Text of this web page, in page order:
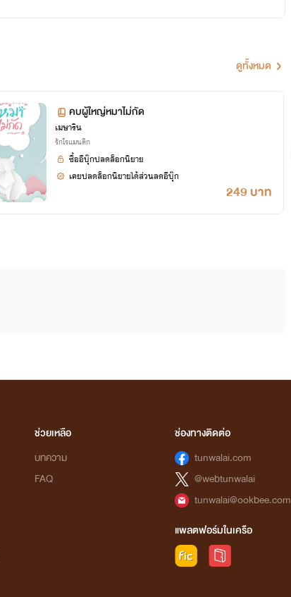
ดูทั้งหมด
คบผู้ใหญ่หมาไม่กัด
เมษาริน
รักโรแมนติก
249 บาท
ซื้ออีบุ๊กปลดล็อกนิยาย
เคยปลดล็อกนิยายได้ส่วนลดอีบุ๊ก
ช่วยเหลือ
บทความ
FAQ
ช่องทางติดต่อ
tunwalai.com
@webtunwalai
tunwalai@ookbee.com
แพลตฟอร์มในเครือ